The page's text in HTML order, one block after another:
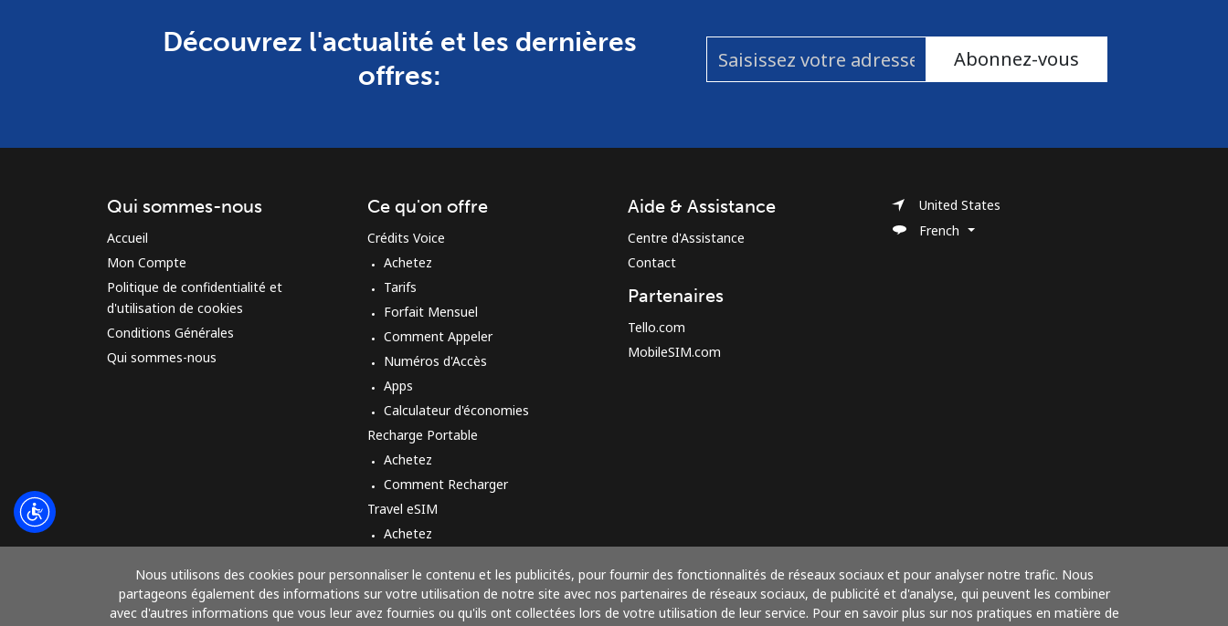
Découvrez l'actualité et les dernières
offres:
Abonnez-vous
Nous utilisons des cookies pour personnaliser le contenu et les publicités, pour fournir des fonctionnalités de réseaux sociaux et pour analyser notre trafic. Nous
partageons également des informations sur votre utilisation de notre site avec nos partenaires de réseaux sociaux, de publicité et d'analyse, qui peuvent les combiner
avec d'autres informations que vous leur avez fournies ou qu'ils ont collectées lors de votre utilisation de leur service. Pour en savoir plus sur nos pratiques en matière de
Qui sommes-nous
Accueil
Mon Compte
Politique de confidentialité et
d'utilisation de cookies
Conditions Générales
Qui sommes-nous
Ce qu'on offre
Crédits Voice
Achetez
Tarifs
Forfait Mensuel
Comment Appeler
Numéros d'Accès
Apps
Calculateur d'économies
Recharge Portable
Achetez
Comment Recharger
Travel eSIM
Achetez
Aide & Assistance
Centre d'Assistance
Contact
Partenaires
Tello.com
MobileSIM.com
United States
French